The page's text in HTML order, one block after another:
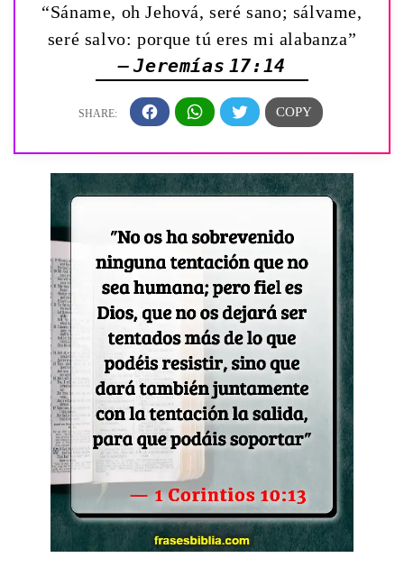
“Sáname, oh Jehová, seré sano; sálvame,
seré salvo: porque tú eres mi alabanza”
— Jeremías 17:14